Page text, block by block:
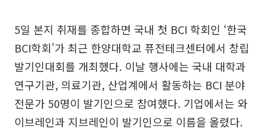
5일 본지 취재를 종합하면 국내 첫 BCI 학회인 ‘한국
BCI학회’가 최근 한양대학교 퓨전테크센터에서 창립
발기인대회를 개최했다. 이날 행사에는 국내 대학과
연구기관, 의료기관, 산업계에서 활동하는 BCI 분야
전문가 50명이 발기인으로 참여했다. 기업에서는 와
이브레인과 지브레인이 발기인으로 이름을 올렸다.